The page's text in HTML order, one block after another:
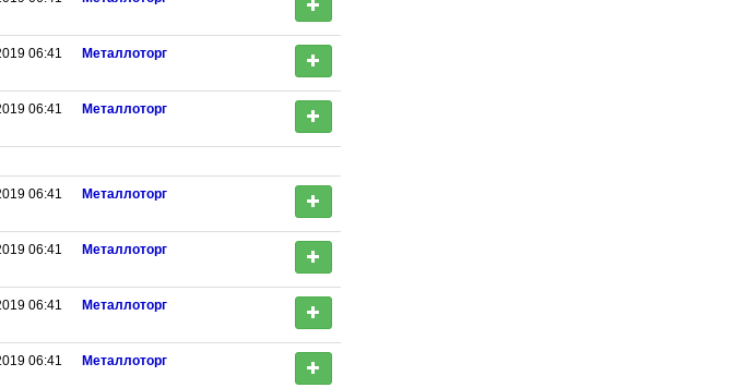
06:41 Металлоторг
06:41 Металлоторг
06:41 Металлоторг
06:41 Металлоторг
06:41 Металлоторг
06:41 Металлоторг